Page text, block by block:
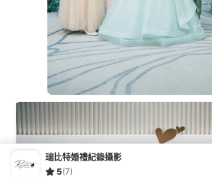
瑞比特婚禮紀錄攝影
5(7)